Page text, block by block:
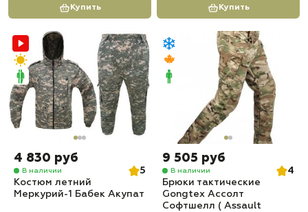
Купить Купить
4 830 руб
В наличии
5
Костюм летний
Меркурий-1 Бабек Акупат
9 505 руб
В наличии
4
Брюки тактические
Gongtex Ассолт
Софтшелл ( Assault